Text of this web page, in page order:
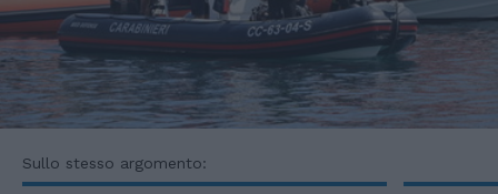
Sullo stesso argomento: